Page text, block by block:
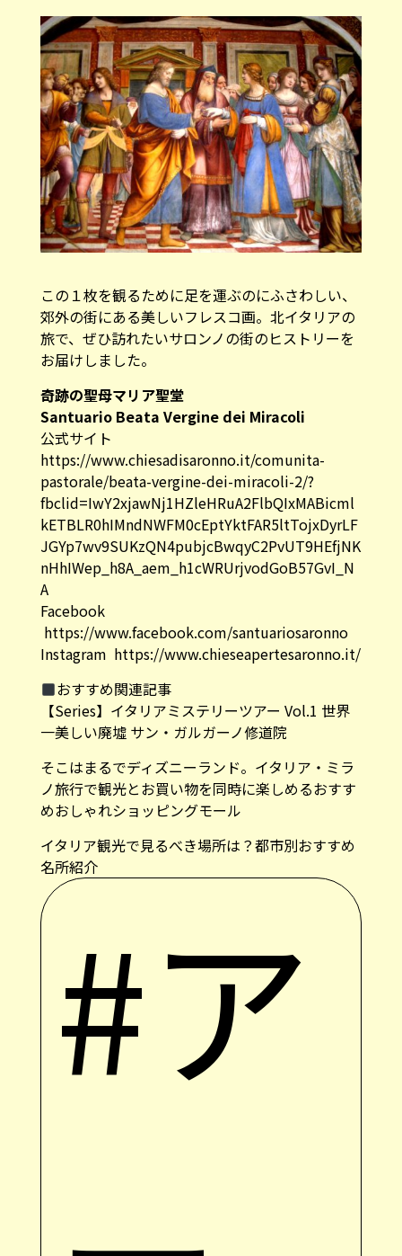
この１枚を観るために足を運ぶのにふさわしい、
郊外の街にある美しいフレスコ画。北イタリアの
旅で、ぜひ訪れたいサロンノの街のヒストリーを
お届けしました。
奇跡の聖母マリア聖堂
Santuario Beata Vergine dei Miracoli
公式サイト
https://www.chiesadisaronno.it/comunita-
pastorale/beata-vergine-dei-miracoli-2/?
fbclid=IwY2xjawNj1HZleHRuA2FlbQIxMABicml
kETBLR0hIMndNWFM0cEptYktFAR5ltTojxDyrLF
JGYp7wv9SUKzQN4pubjcBwqyC2PvUT9HEfjNK
nHhIWep_h8A_aem_h1cWRUrjvodGoB57GvI_N
A
Facebook
https://www.facebook.com/santuariosaronno
Instagram https://www.chieseapertesaronno.it/
おすすめ関連記事
【Series】イタリアミステリーツアー Vol.1 世界
一美しい廃墟 サン・ガルガーノ修道院
そこはまるでディズニーランド。イタリア・ミラ
ノ旅行で観光とお買い物を同時に楽しめるおすす
めおしゃれショッピングモール
イタリア観光で見るべき場所は？都市別おすすめ
名所紹介
#ア